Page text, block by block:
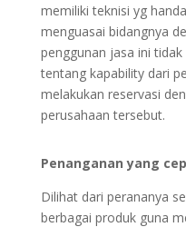
memiliki teknisi yg
menguasai bidangnya
penggunan jasa ini
tentang kapability dari
melakukan reservasi
perusahaan tersebut.
Penanganan yang
Dilihat dari perananya
berbagai produk guna